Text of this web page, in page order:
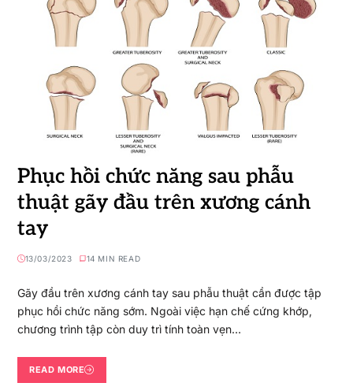
Phục hồi chức năng sau phẫu
thuật gãy đầu trên xương cánh
tay
13/03/2023 14 MIN READ
Gãy đầu trên xương cánh tay sau phẫu thuật cần được tập
phục hồi chức năng sớm. Ngoài việc hạn chế cứng khớp,
chương trình tập còn duy trì tính toàn vẹn…
READ MORE